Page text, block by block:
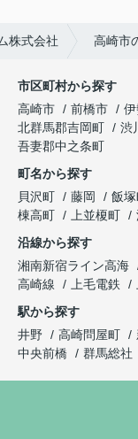
株式会社 高崎市
市区町村から探す
高崎市
前橋市
北群馬郡吉岡町
渋
吾妻郡中之条町
町名から探す
貝沢町
藤岡 飯
棟高町
上並榎町
沿線から探す
湘南新宿ライン高海
高崎線
上毛電鉄
駅から探す
井野
高崎問屋町
中央前橋
群馬総社